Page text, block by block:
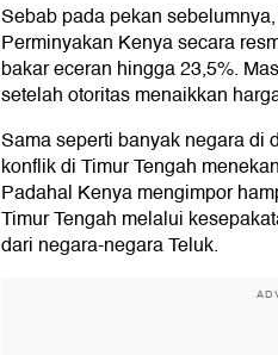
Sebab pada pekan
Perminyakan Kenya secara
bakar eceran hingga 23,5%.
setelah otoritas menaikkan
Sama seperti banyak negara di
konflik di Timur Tengah
Padahal Kenya mengimpor
Timur Tengah melalui
dari negara-negara Teluk.